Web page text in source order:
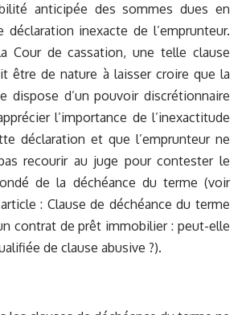
anticipée des sommes dues en
déclaration inexacte de l’emprunteur.
Cour de cassation, une telle clause
être de nature à laisser croire que la
dispose d’un pouvoir discrétionnaire
l’importance de l’inexactitude
déclaration et que l’emprunteur ne
recourir au juge pour contester le
de la déchéance du terme (voir
: Clause de déchéance du terme
contrat de prêt immobilier : peut-elle
de clause abusive ?).